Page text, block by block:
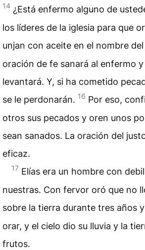
14 ¿Está enfermo alguno de
los líderes de la iglesia para que
unjan con aceite en el nombre del
oración de fe sanará al enfermo
levantará. Y, si ha cometido
se le perdonarán. 16 Por eso,
otros sus pecados y oren unos
sean sanados. La oración del
eficaz.
17 Elías era un hombre con
nuestras. Con fervor oró que no
sobre la tierra durante tres años
orar, y el cielo dio su lluvia y la
frutos.